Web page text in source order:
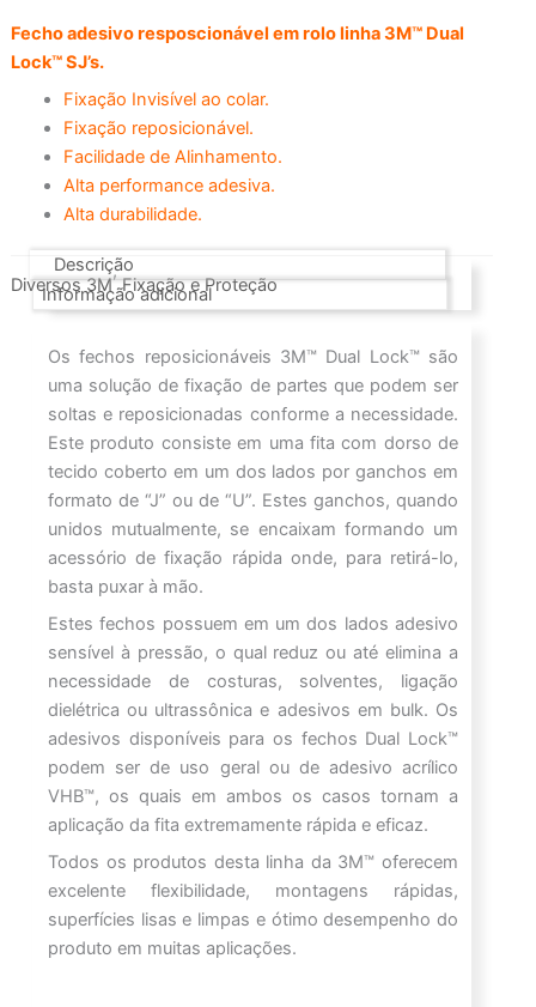
Fecho adesivo resposcionável em rolo linha 3M™ Dual
Lock™ SJ’s.
Fixação Invisível ao colar.
Fixação reposicionável.
Facilidade de Alinhamento.
Alta performance adesiva.
Alta durabilidade.
Diversos 3M
,
Fixação e Proteção
Descrição
Informação adicional
Os fechos reposicionáveis 3M™ Dual Lock™ são
uma solução de fixação de partes que podem ser
soltas e reposicionadas conforme a necessidade.
Este produto consiste em uma fita com dorso de
tecido coberto em um dos lados por ganchos em
formato de “J” ou de “U”. Estes ganchos, quando
unidos mutualmente, se encaixam formando um
acessório de fixação rápida onde, para retirá-lo,
basta puxar à mão.
Estes fechos possuem em um dos lados adesivo
sensível à pressão, o qual reduz ou até elimina a
necessidade de costuras, solventes, ligação
dielétrica ou ultrassônica e adesivos em bulk. Os
adesivos disponíveis para os fechos Dual Lock™
podem ser de uso geral ou de adesivo acrílico
VHB™, os quais em ambos os casos tornam a
aplicação da fita extremamente rápida e eficaz.
Todos os produtos desta linha da 3M™ oferecem
excelente flexibilidade, montagens rápidas,
superfícies lisas e limpas e ótimo desempenho do
produto em muitas aplicações.